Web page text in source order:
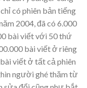
có phiên bản tiếng
2004, đã có 6.000
bài viết với 50 thứ
bài viết ở riêng
viết ở tất cả phiên
người ghé thăm từ